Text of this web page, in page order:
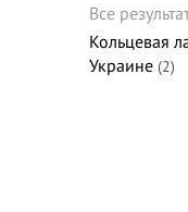
Все
Кольцевая
Украине (2)